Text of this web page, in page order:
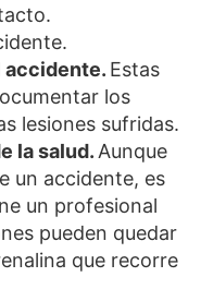
accidente. Estas
los
lesiones sufridas.
la salud. Aunque
un accidente, es
un profesional
pueden quedar
que recorre